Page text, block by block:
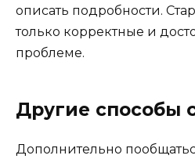
описать подробности.
только корректные и
проблеме.
Другие способы
Дополнительно